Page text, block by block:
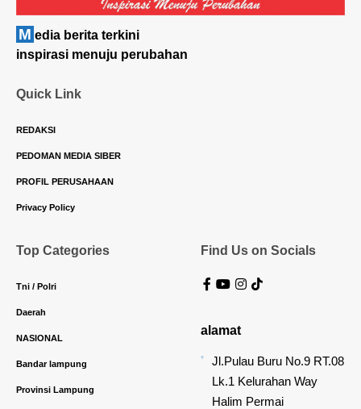
M edia berita terkini
inspirasi menuju perubahan
Quick Link
REDAKSI
PEDOMAN MEDIA SIBER
PROFIL PERUSAHAAN
Privacy Policy
Top Categories
Tni / Polri
Daerah
NASIONAL
Bandar lampung
Provinsi Lampung
Find Us on Socials
alamat
Jl.Pulau Buru No.9 RT.08
Lk.1 Kelurahan Way
Halim Permai